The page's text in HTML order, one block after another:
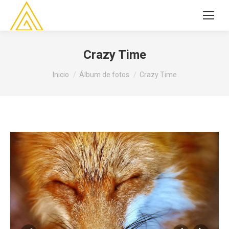
Crazy Time
Estás aquí:
Inicio Álbum de fotos Crazy Time